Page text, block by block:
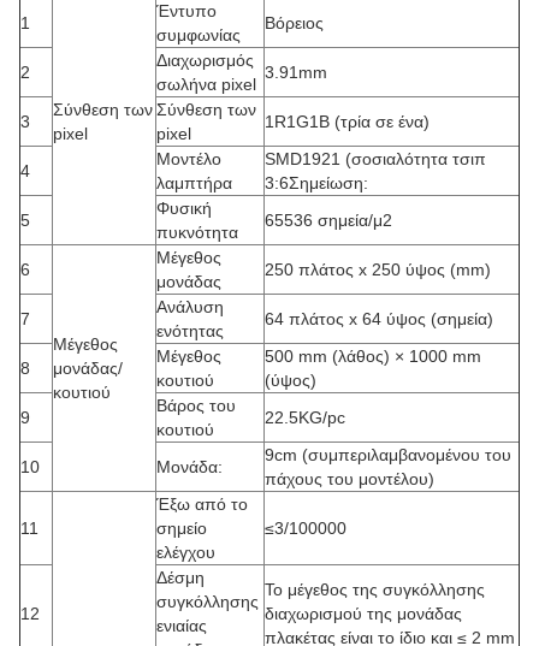
1
Σύνθεση των
pixel
Έντυπο
συμφωνίας
Βόρειος
2
Διαχωρισμός
σωλήνα pixel
3.91mm
3
Σύνθεση των
pixel
1R1G1B (τρία σε ένα)
4
Μοντέλο
λαμπτήρα
SMD1921 (σοσιαλότητα τσιπ
3:6Σημείωση:
5
Φυσική
πυκνότητα
65536 σημεία/μ2
6
Μέγεθος
μονάδας/
κουτιού
Μέγεθος
μονάδας
250 πλάτος x 250 ύψος (mm)
7
Ανάλυση
ενότητας
64 πλάτος x 64 ύψος (σημεία)
8
Μέγεθος
κουτιού
500 mm (λάθος) × 1000 mm
(ύψος)
9
Βάρος του
κουτιού
22.5KG/pc
10 Μονάδα:
9cm (συμπεριλαμβανομένου του
πάχους του μοντέλου)
11
Έξω από το
σημείο
ελέγχου
≤3/100000
12
Δέσμη
συγκόλλησης
ενιαίας
Το μέγεθος της συγκόλλησης
διαχωρισμού της μονάδας
πλακέτας είναι το ίδιο και ≤ 2 mm